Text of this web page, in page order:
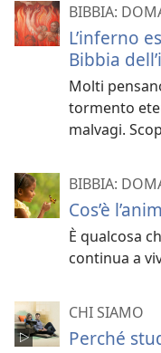
BIBBIA:
L’inferno
Bibbia
Molti
tormento
malvagi.
BIBBIA:
Cos’è
È qualcosa
continua a
CHI SIAMO
Perché